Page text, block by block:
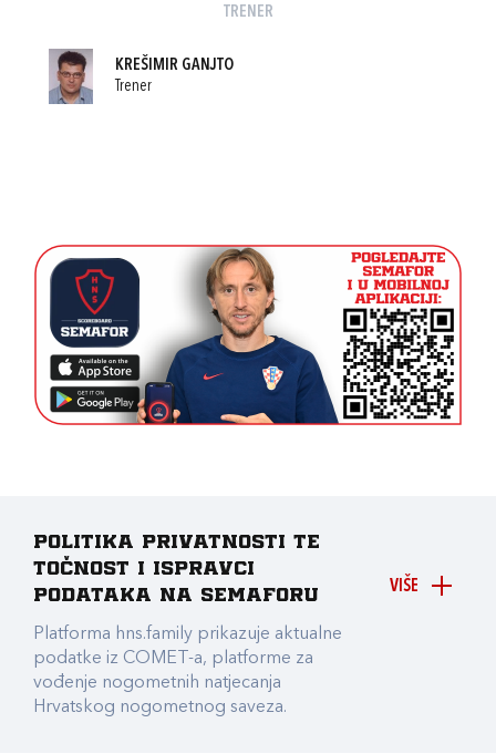
TRENER
KREŠIMIR GANJTO
Trener
VIŠE
Politika privatnosti te
točnost i ispravci
podataka na Semaforu
Platforma hns.family prikazuje aktualne
podatke iz COMET-a, platforme za
vođenje nogometnih natjecanja
Hrvatskog nogometnog saveza.